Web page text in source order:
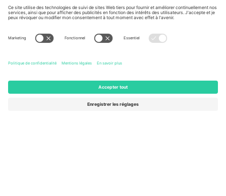
TixProtect
Programme d'affiliation
Comment ça marche
Centre d'information sur la Coupe
Nous contacter